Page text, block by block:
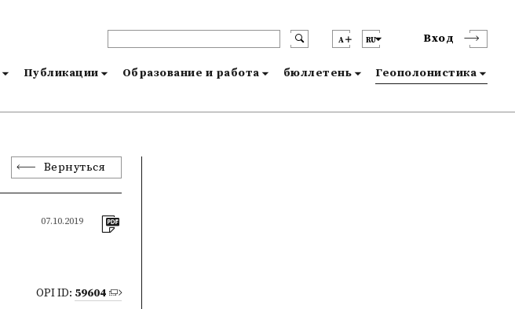
A RU Вход
Публикации Образование и работа бюллетень Геополонистика
Вернуться
07.10.2019
OPI ID: 59604